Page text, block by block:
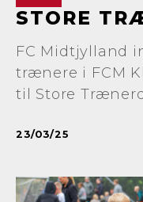
STORE
FC Midtjylland
trænere i FCM
til Store
23/03/25